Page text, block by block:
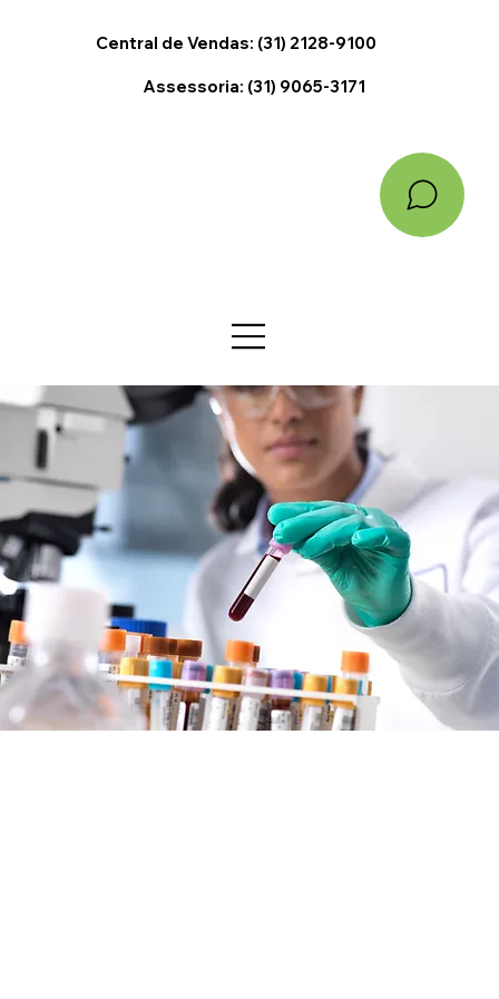
Central de Vendas: (31) 2128-9100
Assessoria: (31) 9065-3171